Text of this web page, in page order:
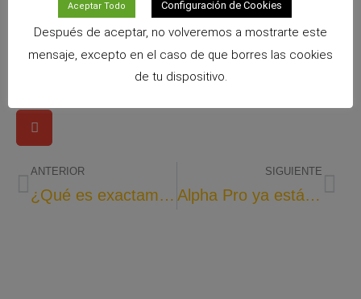
– El equipo de Cunipic
ANTERIOR
¿Qué es exactamente un jerbo?
SIGUIENTE
Alpha Pro ya está aquí: la nueva era en nutrición para loros y aves medianas
Aceptar Todo Configuración de Cookies
Después de aceptar, no volveremos a mostrarte este
mensaje, excepto en el caso de que borres las cookies
de tu dispositivo.